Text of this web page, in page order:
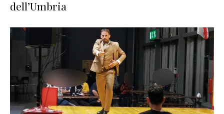
dell’Umbria